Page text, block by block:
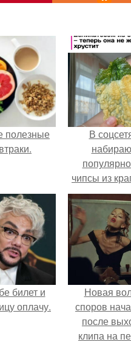
полезные
В
чипсы из
называют
билет и
оплачу.
Новая
споров
после
клипа на